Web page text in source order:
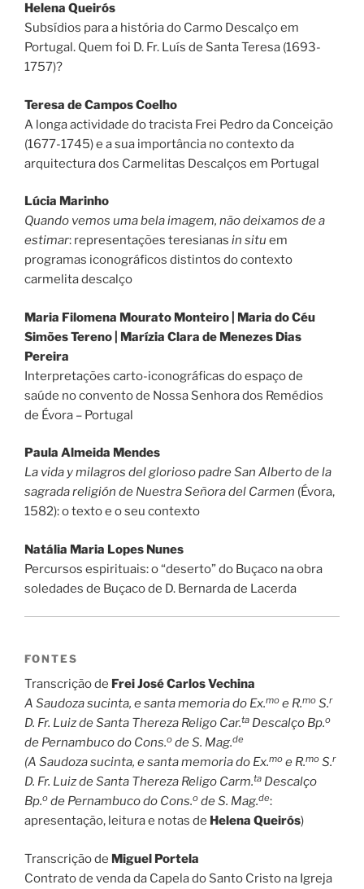
Helena Queirós
Subsídios para a história do Carmo Descalço em
Portugal. Quem foi D. Fr. Luís de Santa Teresa (1693-
1757)?
Teresa de Campos Coelho
A longa actividade do tracista Frei Pedro da Conceição
(1677-1745) e a sua importância no contexto da
arquitectura dos Carmelitas Descalços em Portugal
Lúcia Marinho
Quando vemos uma bela imagem, não deixamos de a
estimar: representações teresianas in situ em
programas iconográficos distintos do contexto
carmelita descalço
Maria Filomena Mourato Monteiro | Maria do Céu
Simões Tereno | Marízia Clara de Menezes Dias
Pereira
Interpretações carto-iconográficas do espaço de
saúde no convento de Nossa Senhora dos Remédios
de Évora – Portugal
Paula Almeida Mendes
La vida y milagros del glorioso padre San Alberto de la
sagrada religión de Nuestra Señora del Carmen (Évora,
1582): o texto e o seu contexto
Natália Maria Lopes Nunes
Percursos espirituais: o “deserto” do Buçaco na obra
soledades de Buçaco de D. Bernarda de Lacerda
FONTES
Transcrição de Frei José Carlos Vechina
A Saudoza sucinta, e santa memoria do Ex.mo e R.mo S.r
D. Fr. Luiz de Santa Thereza Religo Car.ta Descalço Bp.o
de Pernambuco do Cons.o de S. Mag.de
(A Saudoza sucinta, e santa memoria do Ex.mo e R.mo S.r
D. Fr. Luiz de Santa Thereza Religo Carm.ta Descalço
Bp.o de Pernambuco do Cons.o de S. Mag.de:
apresentação, leitura e notas de Helena Queirós)
Transcrição de Miguel Portela
Contrato de venda da Capela do Santo Cristo na Igreja